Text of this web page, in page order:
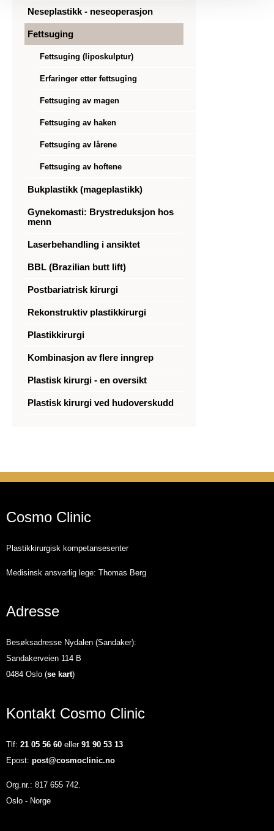
Neseplastikk - neseoperasjon
Fettsuging
Fettsuging (liposkulptur)
Erfaringer etter fettsuging
Fettsuging av magen
Fettsuging av haken
Fettsuging av lårene
Fettsuging av hoftene
Bukplastikk (mageplastikk)
Gynekomasti: Brystreduksjon hos
menn
Laserbehandling i ansiktet
BBL (Brazilian butt lift)
Postbariatrisk kirurgi
Rekonstruktiv plastikkirurgi
Plastikkirurgi
Kombinasjon av flere inngrep
Plastisk kirurgi - en oversikt
Plastisk kirurgi ved hudoverskudd
Cosmo Clinic
Plastikkirurgisk kompetansesenter
Medisinsk ansvarlig lege: Thomas Berg
Adresse
Besøksadresse Nydalen (Sandaker):
Sandakerveien 114 B
0484 Oslo (se kart)
Kontakt Cosmo Clinic
Tlf: 21 05 56 60 eller 91 90 53 13
Epost: post@cosmoclinic.no
Org.nr.: 817 655 742.
Oslo - Norge